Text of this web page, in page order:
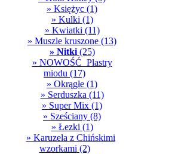
» Księżyc (1)
» Kulki (1)
» Kwiatki (11)
» Muszle kruszone (13)
» Nitki(25)
» NOWOŚĆ_Plastry
miodu (17)
» Okrągłe (1)
» Serduszka (11)
» Super Mix (1)
» Sześciany (8)
» Łezki (1)
» Karuzela z Chińskimi
wzorkami (2)